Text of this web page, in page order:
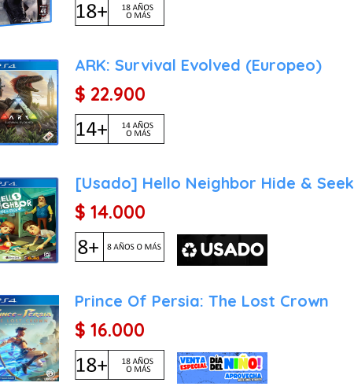
ARK: Survival Evolved (Europeo)
$ 22.900
[Usado] Hello Neighbor Hide & Seek
$ 14.000
Prince Of Persia: The Lost Crown
$ 16.000